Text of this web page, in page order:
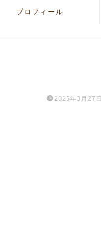
プロフィール
2025年3月27日